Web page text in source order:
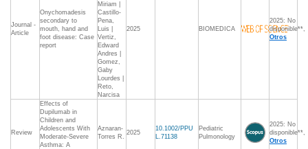
Journal -
Article
Onychomadesis
secondary to
mouth, hand and
foot disease: Case
report
Miriam |
Castillo-
Pena,
Luis |
Vertiz,
Edward
Andres |
Gomez,
Gaby
Lourdes |
Reto,
Narcisa
2025 BIOMEDICA
2025: No
disponible**,
Otros
Review
Effects of
Dupilumab in
Children and
Adolescents With
Moderate-Severe
Asthma: A
Aznaran-
Torres R.
2025
10.1002/PPU
L.71138
Pediatric
Pulmonology
2025: No
disponible**,
Otros